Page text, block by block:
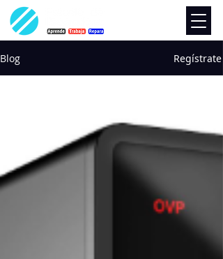
Blog Regístrate